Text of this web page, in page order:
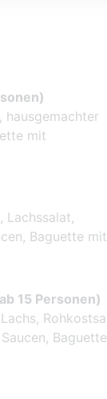
hausgemachter
mit
Lachssalat,
Baguette mit
15 Personen)
Baguette